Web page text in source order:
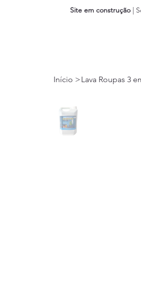
Site em construção |
Início >Lava Roupas 3